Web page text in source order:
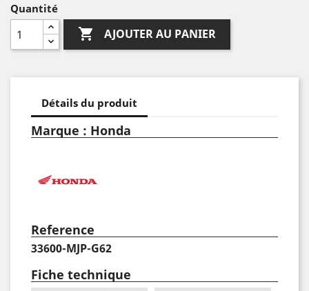
Quantité
 AJOUTER AU PANIER
Détails du produit
Marque : Honda
Reference
33600-MJP-G62
Fiche technique